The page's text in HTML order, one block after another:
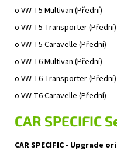
o VW T5 Multivan (Přední)
o VW T5 Transporter(Přední)
o VW T5 Caravelle (Přední)
o VW T6 Multivan (Přední)
o VW T6 Transporter(Přední)
o VW T6 Caravelle (Přední)
CAR SPECIFIC
CAR SPECIFIC - Upgrade